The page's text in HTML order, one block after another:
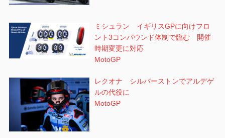
ミシュラン イギリスGPに向けフロ
ント3コンパウンド体制で臨む 開催
時期変更に対応
MotoGP
レクオナ シルバーストンでアルデゲ
ルの代役に
MotoGP